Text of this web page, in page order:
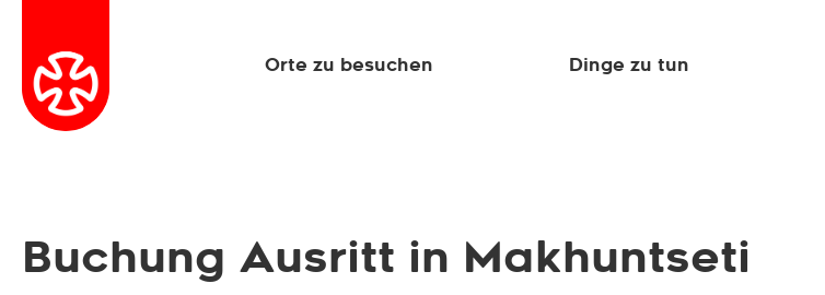
Orte zu besuchen Dinge zu tun
Buchung Ausritt in Makhuntseti